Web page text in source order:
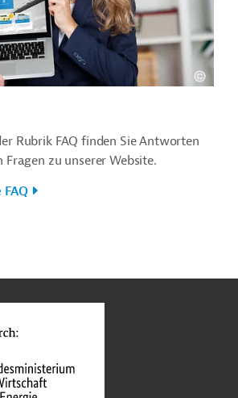
Rubrik FAQ finden Sie Antworten
zu unserer Website.